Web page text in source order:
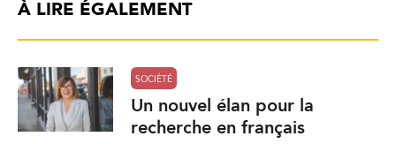
À LIRE ÉGALEMENT
SOCIÉTÉ
Un nouvel élan pour la
recherche en français